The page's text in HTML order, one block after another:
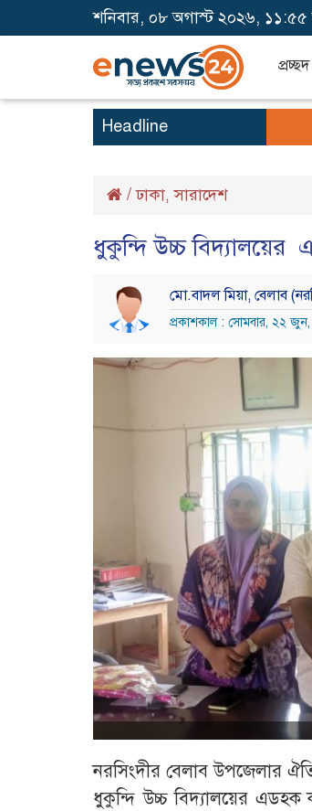
শনিবার, ০৮ অগাস্ট ২০২৬, ১১:৫৫
প্রচ্ছদ
Headline
/ঢাকা,সারাদেশ
ধুকুন্দি উচ্চ বিদ্যালয়ের
মো.বাদল মিয়া, বেলাব
প্রকাশকাল : সোমবার, ২২
নরসিংদীর বেলাব উপজেলার
ধুকুন্দি উচ্চ বিদ্যালয়ের